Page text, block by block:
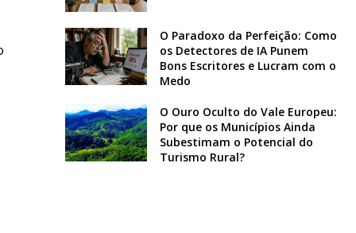
O Paradoxo da Perfeição: Como
os Detectores de IA Punem
Bons Escritores e Lucram com o
Medo
O Ouro Oculto do Vale Europeu:
Por que os Municípios Ainda
Subestimam o Potencial do
Turismo Rural?